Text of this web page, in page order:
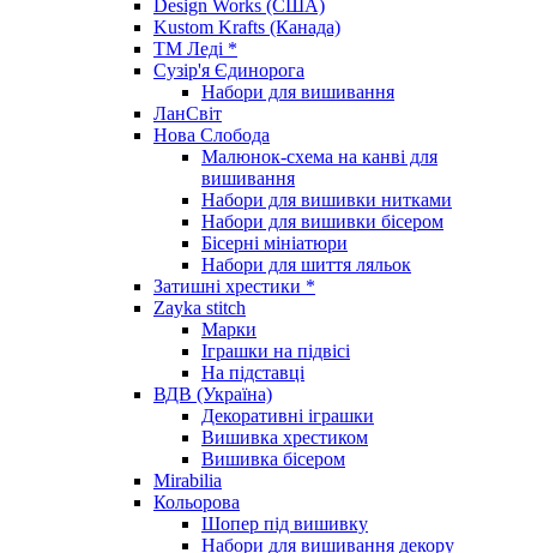
Design Works (США)
Kustom Krafts (Канада)
ТМ Леді *
Сузір'я Єдинорога
Набори для вишивання
ЛанСвіт
Нова Слобода
Малюнок-схема на канві для
вишивання
Набори для вишивки нитками
Набори для вишивки бісером
Бісерні мініатюри
Набори для шиття ляльок
Затишні хрестики *
Zayka stitch
Марки
Іграшки на підвісі
На підставці
ВДВ (Україна)
Декоративні іграшки
Вишивка хрестиком
Вишивка бісером
Mirabilia
Кольорова
Шопер під вишивку
Набори для вишивання декору